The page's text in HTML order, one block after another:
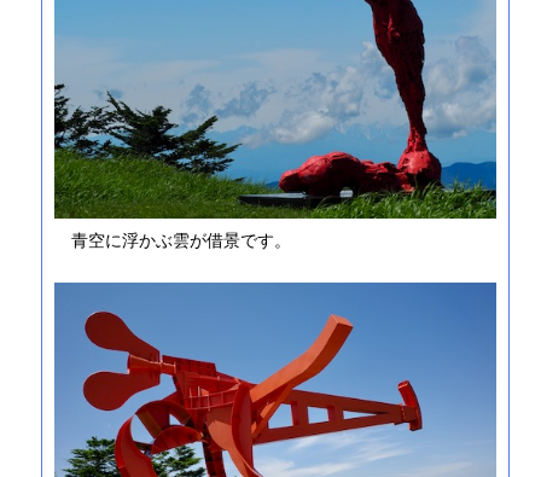
青空に浮かぶ雲が借景です。